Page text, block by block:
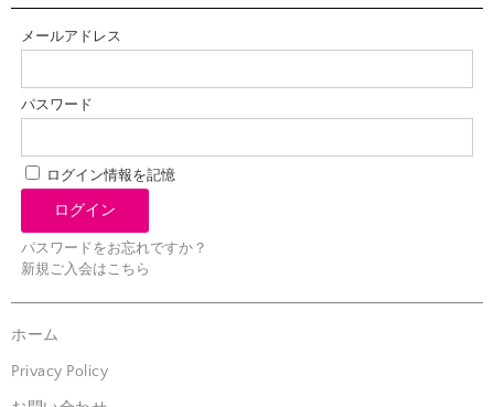
メールアドレス
パスワード
ログイン情報を記憶
パスワードをお忘れですか？
新規ご入会はこちら
ホーム
Privacy Policy